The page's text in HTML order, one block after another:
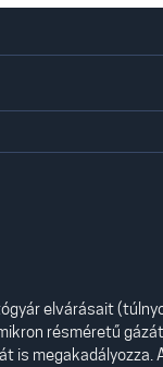
elvárásait
résméretű
is